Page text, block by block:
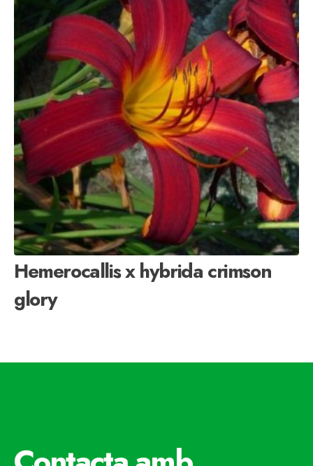
Hemerocallis x hybrida crimson
glory